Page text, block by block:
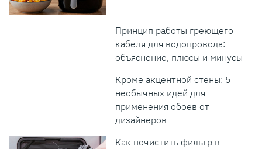
Принцип работы греющего
кабеля для водопровода:
объяснение, плюсы и минусы
Кроме акцентной стены: 5
необычных идей для
применения обоев от
дизайнеров
Как почистить фильтр в